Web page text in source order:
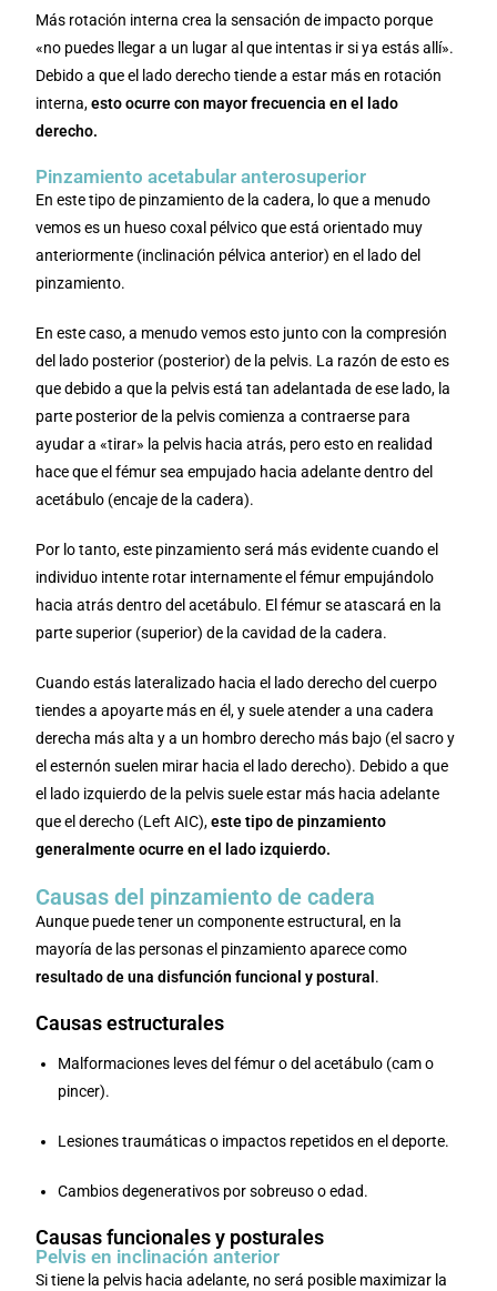
Más rotación interna crea la sensación de impacto porque
«no puedes llegar a un lugar al que intentas ir si ya estás allí».
Debido a que el lado derecho tiende a estar más en rotación
interna,esto ocurre con mayor frecuencia en el lado
derecho.
Pinzamiento acetabular anterosuperior
En este tipo de pinzamiento de la cadera, lo que a menudo
vemos es un hueso coxal pélvico que está orientado muy
anteriormente (inclinación pélvica anterior) en el lado del
pinzamiento.
En este caso, a menudo vemos esto junto con la compresión
del lado posterior (posterior) de la pelvis. La razón de esto es
que debido a que la pelvis está tan adelantada de ese lado, la
parte posterior de la pelvis comienza a contraerse para
ayudar a «tirar» la pelvis hacia atrás, pero esto en realidad
hace que el fémur sea empujado hacia adelante dentro del
acetábulo (encaje de la cadera).
Por lo tanto, este pinzamiento será más evidente cuando el
individuo intente rotar internamente el fémur empujándolo
hacia atrás dentro del acetábulo. El fémur se atascará en la
parte superior (superior) de la cavidad de la cadera.
Cuando estás lateralizado hacia el lado derecho del cuerpo
tiendes a apoyarte más en él, y suele atender a una cadera
derecha más alta y a un hombro derecho más bajo (el sacro y
el esternón suelen mirar hacia el lado derecho). Debido a que
el lado izquierdo de la pelvis suele estar más hacia adelante
que el derecho (Left AIC),este tipo de pinzamiento
generalmente ocurre en el lado izquierdo.
Causas del pinzamiento de cadera
Aunque puede tener un componente estructural, en la
mayoría de las personas el pinzamiento aparece como
resultado de una disfunción funcional y postural .
Causas estructurales
Malformaciones leves del fémur o del acetábulo (cam o
pincer).
Lesiones traumáticas o impactos repetidos en el deporte.
Cambios degenerativos por sobreuso o edad.
Causas funcionales y posturales
Pelvis en inclinación anterior
Si tiene la pelvis hacia adelante, no será posible maximizar la